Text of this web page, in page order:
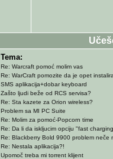
Tema:
Re: Warcraft pomoć molim vas
Re: WarCraft pomozite da je opet
SMS aplikacija+dobar keyboard
Zašto ljudi beže od RCS servisa?
Re: Sta kazete za Orion wireless?
Problem sa MI PC Suite
Re: Molim za pomoć-Popcorn time
Re: Da li da iskljucim opciju "fast
Re: Blackberry Bold 9900 problem neče
Re: Nestala aplikacija?!
Upomoč treba mi torrent klijent